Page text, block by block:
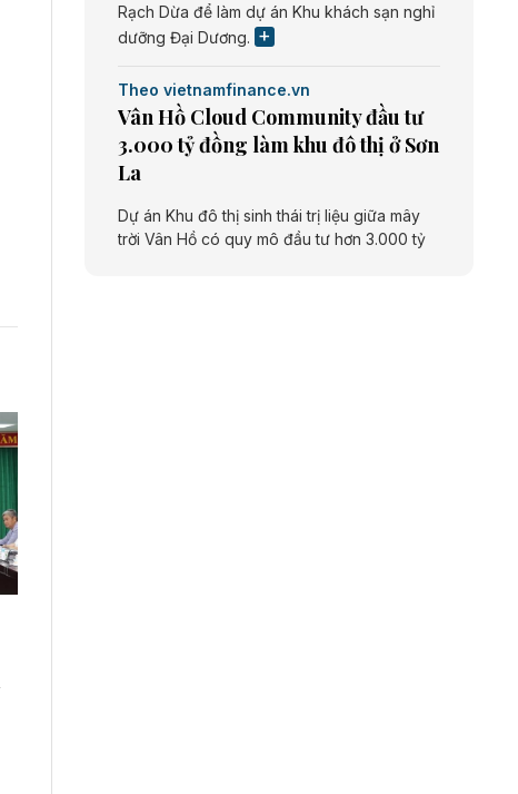
Rạch Dừa để làm dự án Khu khách sạn nghỉ
dưỡng Đại Dương.
Theo vietnamfinance.vn
Vân Hồ Cloud Community đầu tư
3.000 tỷ đồng làm khu đô thị ở Sơn
La
Dự án Khu đô thị sinh thái trị liệu giữa mây
trời Vân Hồ có quy mô đầu tư hơn 3.000 tỷ